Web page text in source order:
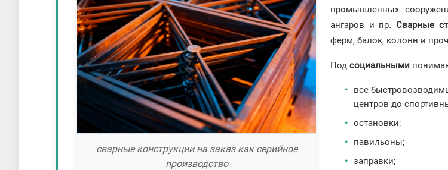
сварные конструкции на заказ как серийное
производство
промышленных
ангаров и пр.Сварные
ферм, балок, колонн и
Под социальными
все
центров до
остановки;
павильоны;
заправки;